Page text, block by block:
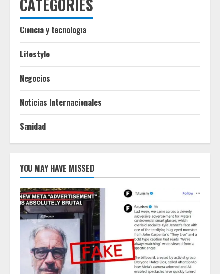
CATEGORIES
Ciencia y tecnologia
Lifestyle
Negocios
Noticias Internacionales
Sanidad
YOU MAY HAVE MISSED